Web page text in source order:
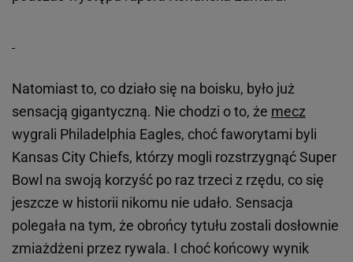
Natomiast to, co działo się na boisku, było już
sensacją gigantyczną. Nie chodzi o to, że mecz
wygrali Philadelphia Eagles, choć faworytami byli
Kansas City Chiefs, którzy mogli rozstrzygnąć Super
Bowl na swoją korzyść po raz trzeci z rzędu, co się
jeszcze w historii nikomu nie udało. Sensacja
polegała na tym, że obrońcy tytułu zostali dosłownie
zmiażdżeni przez rywala. I choć końcowy wynik